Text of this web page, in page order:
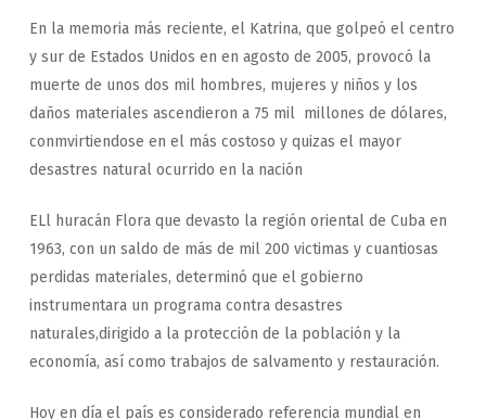
En la memoria más reciente, el Katrina, que golpeó el centro
y sur de Estados Unidos en en agosto de 2005, provocó la
muerte de unos dos mil hombres, mujeres y niños y los
daños materiales ascendieron a 75 mil millones de dólares,
conmvirtiendose en el más costoso y quizas el mayor
desastres natural ocurrido en la nación
ELl huracán Flora que devasto la región oriental de Cuba en
1963, con un saldo de más de mil 200 victimas y cuantiosas
perdidas materiales, determinó que el gobierno
instrumentara un programa contra desastres
naturales,dirigido a la protección de la población y la
economía, así como trabajos de salvamento y restauración.
Hoy en día el país es considerado referencia mundial en